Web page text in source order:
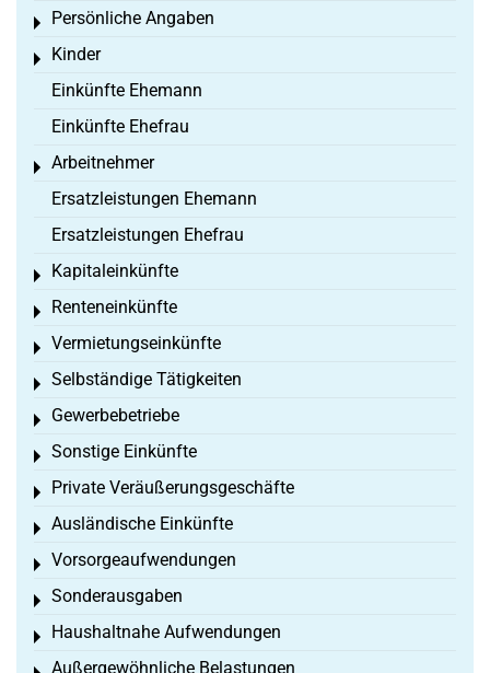
Persönliche Angaben
Toggle menu
Kinder
Toggle menu
Einkünfte Ehemann
Einkünfte Ehefrau
Arbeitnehmer
Toggle menu
Ersatzleistungen Ehemann
Ersatzleistungen Ehefrau
Kapitaleinkünfte
Toggle menu
Renteneinkünfte
Toggle menu
Vermietungseinkünfte
Toggle menu
Selbständige Tätigkeiten
Toggle menu
Gewerbebetriebe
Toggle menu
Sonstige Einkünfte
Toggle menu
Private Veräußerungsgeschäfte
Toggle menu
Ausländische Einkünfte
Toggle menu
Vorsorgeaufwendungen
Toggle menu
Sonderausgaben
Toggle menu
Haushaltnahe Aufwendungen
Toggle menu
Außergewöhnliche Belastungen